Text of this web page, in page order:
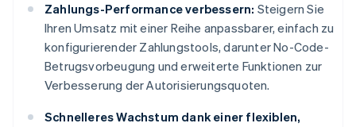
Zahlungs-Performance verbessern: Steigern Sie
Ihren Umsatz mit einer Reihe anpassbarer, einfach zu
konfigurierender Zahlungstools, darunter No-Code-
Betrugsvorbeugung und erweiterte Funktionen zur
Verbesserung der Autorisierungsquoten.
Schnelleres Wachstum dank einer flexiblen,